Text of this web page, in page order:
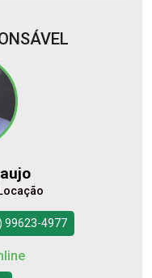
99623-4977